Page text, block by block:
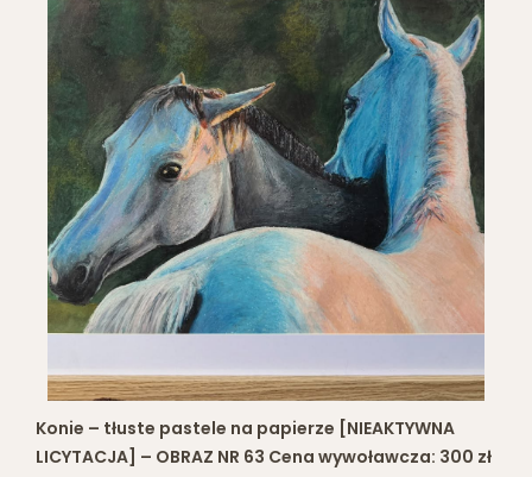
Konie – tłuste pastele na papierze [NIEAKTYWNA
LICYTACJA] – OBRAZ NR 63 Cena wywoławcza: 300 zł